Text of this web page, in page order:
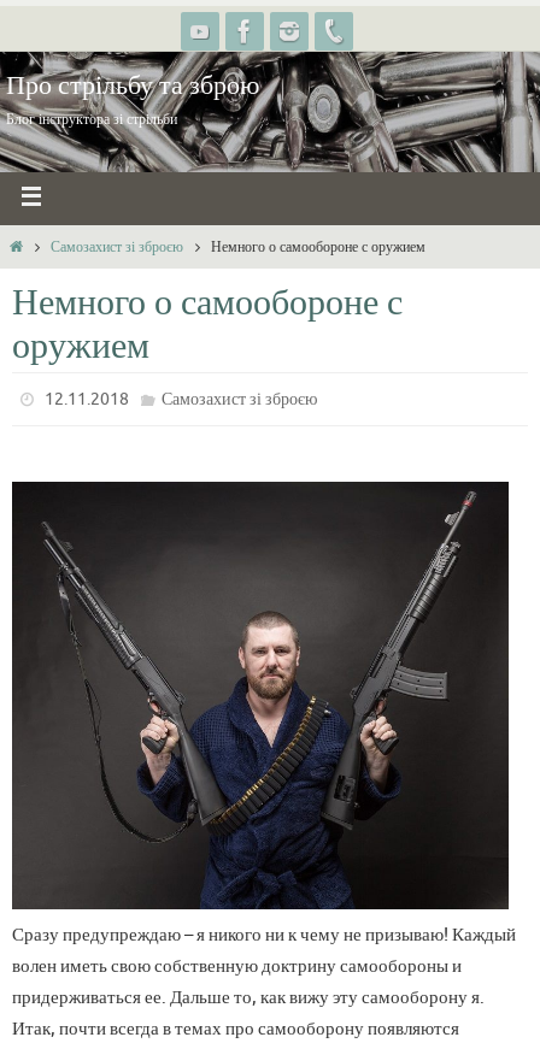
Про стрільбу та зброю
Блог інструктора зі стрільби
Самозахист зі зброєю Немного о самообороне с оружием
Немного о самообороне с
оружием
12.11.2018 Самозахист зі зброєю
Сразу предупреждаю – я никого ни к чему не призываю! Каждый
волен иметь свою собственную доктрину самообороны и
придерживаться ее. Дальше то, как вижу эту самооборону я.
Итак, почти всегда в темах про самооборону появляются